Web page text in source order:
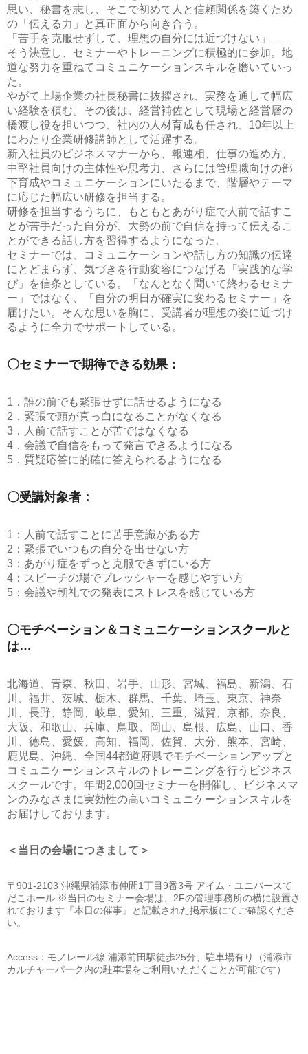
思い、秘書を志し、そこで初めて人と信頼関係を築くため
の「伝える力」と真正面から向き合う。
「苦手を克服せずして、理想の自分には近づけない」＿＿
そう決意し、セミナーやトレーニングに積極的に参加。地
道な努力を重ねてコミュニケーションスキルを磨いていっ
た。
やがて上場企業の社長秘書に抜擢され、実務を通して幅広
い経験を積む。その後は、経営補佐として現場と経営層の
橋渡し役を担いつつ、社内の人材育成も任され、10年以上
にわたり企業研修講師として活躍する。
新入社員のビジネスマナーから、報連相、仕事の進め方、
中堅社員向けの主体性や思考力、さらには管理職向けの部
下育成やコミュニケーションにいたるまで、階層やテーマ
に応じた幅広い研修を担当する。
研修を担当するうちに、もともとあがり症で人前で話すこ
とが苦手だった自分が、大勢の前で自信を持って伝えるこ
とができる話し方を習得するようになった。
セミナーでは、コミュニケーションや話し方の知識の伝達
にとどまらず、気づきを行動変容につなげる「実践的な学
び」を信条としている。「なんとなく聞いて終わるセミナ
ー」ではなく、「自分の明日が確実に変わるセミナー」を
届けたい。そんな思いを胸に、受講者が理想の姿に近づけ
るように全力でサポートしている。
〇セミナーで期待できる効果：
1．誰の前でも緊張せずに話せるようになる
2．緊張で頭が真っ白になることがなくなる
3．人前で話すことが苦ではなくなる
4．会議で自信をもって発言できるようになる
5．質疑応答に的確に答えられるようになる
〇受講対象者：
1：人前で話すことに苦手意識がある方
2：緊張でいつもの自分を出せない方
3：あがり症をずっと克服できずにいる方
4：スピーチの場でプレッシャーを感じやすい方
5：会議や朝礼での発表にストレスを感じている方
〇モチベーション＆コミュニケーションスクールと
は…
北海道、青森、秋田、岩手、山形、宮城、福島、新潟、石
川、福井、茨城、栃木、群馬、千葉、埼玉、東京、神奈
川、長野、静岡、岐阜、愛知、三重、滋賀、京都、奈良、
大阪、和歌山、兵庫、鳥取、岡山、島根、広島、山口、香
川、徳島、愛媛、高知、福岡、佐賀、大分、熊本、宮崎、
鹿児島、沖縄、全国44都道府県でモチベーションアップと
コミュニケーションスキルのトレーニングを行うビジネス
スクールです。年間2,000回セミナーを開催し、ビジネスマ
ンのみなさまに実効性の高いコミュニケーションスキルを
お届けしております。
＜当日の会場につきまして＞
〒901-2103 沖縄県浦添市仲間1丁目9番3号 アイム・ユニバースて
だこホール ※当日のセミナー会場は、2Fの管理事務所の横に設置さ
れております『本日の催事』と記載された掲示板にてご確認くださ
い。
Access：モノレール線 浦添前田駅徒歩25分、駐車場有り（浦添市
カルチャーパーク内の駐車場をご利用いただくことが可能です）